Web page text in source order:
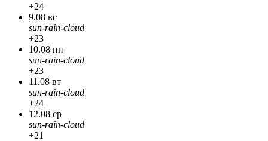
+24
9.08 вс
sun-rain-cloud
+23
10.08 пн
sun-rain-cloud
+23
11.08 вт
sun-rain-cloud
+24
12.08 ср
sun-rain-cloud
+21